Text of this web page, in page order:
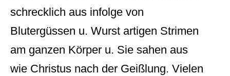
schrecklich aus infolge von
Blutergüssen u. Wurst artigen Strimen
am ganzen Körper u. Sie sahen aus
wie Christus nach der Geißlung. Vielen